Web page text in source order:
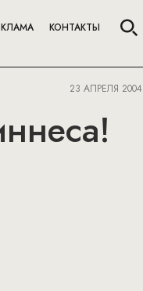
КОНТАКТЫ
23 АПРЕЛЯ 2004